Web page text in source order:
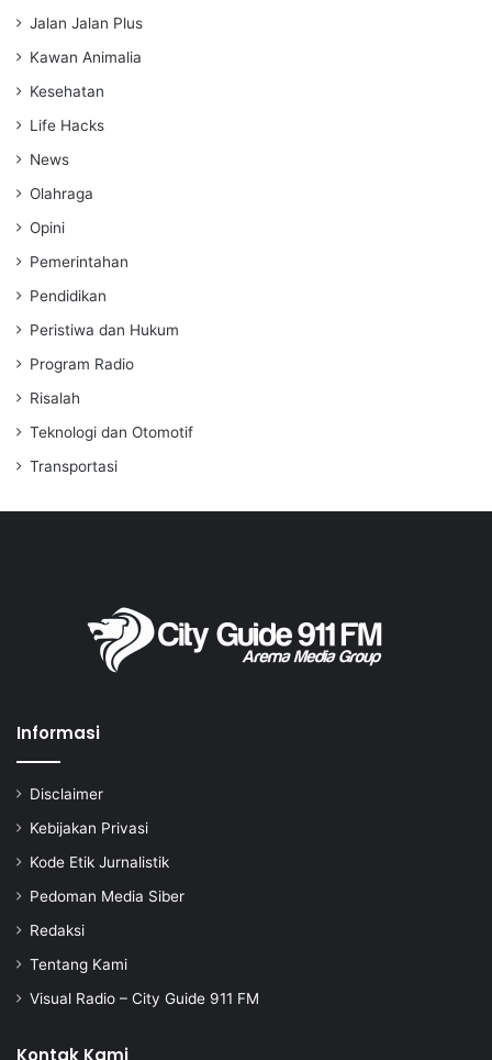
Jalan Jalan Plus
Kawan Animalia
Kesehatan
Life Hacks
News
Olahraga
Opini
Pemerintahan
Pendidikan
Peristiwa dan Hukum
Program Radio
Risalah
Teknologi dan Otomotif
Transportasi
Informasi
Disclaimer
Kebijakan Privasi
Kode Etik Jurnalistik
Pedoman Media Siber
Redaksi
Tentang Kami
Visual Radio – City Guide 911 FM
Kontak Kami